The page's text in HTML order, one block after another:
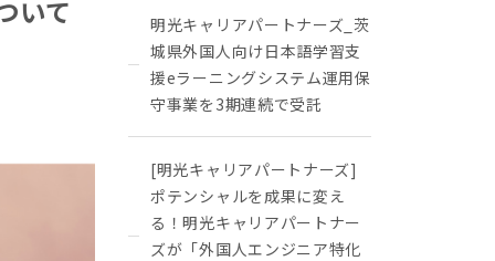
明光キャリアパートナーズ_茨
城県外国人向け日本語学習支
援eラーニングシステム運用保
守事業を3期連続で受託
[明光キャリアパートナーズ]
ポテンシャルを成果に変え
る！明光キャリアパートナー
ズが「外国人エンジニア特化
いて